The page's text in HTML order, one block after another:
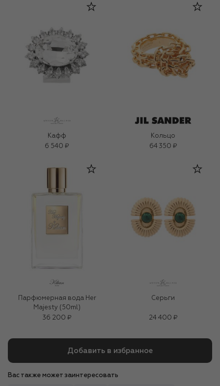
Кафф
6 540 ₽
Кольцо
64 350 ₽
Парфюмерная вода Her
Majesty (50ml)
36 200 ₽
Серьги
24 400 ₽
Добавить в избранное
Вас также может заинтересовать